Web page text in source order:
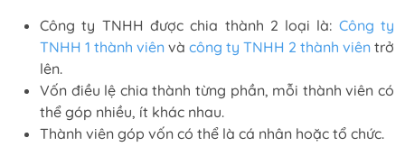
Công ty TNHH được chia thành 2 loại là: Công ty
TNHH 1 thành viên và công ty TNHH 2 thành viên trở
lên.
Vốn điều lệ chia thành từng phần, mỗi thành viên có
thể góp nhiều, ít khác nhau.
Thành viên góp vốn có thể là cá nhân hoặc tổ chức.